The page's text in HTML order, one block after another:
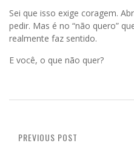
Sei que isso exige coragem.
pedir. Mas é no “não quero”
realmente faz sentido.
E você, o que não quer?
PREVIOUS POST